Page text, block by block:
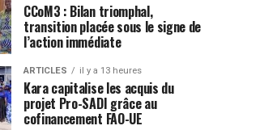
CCoM3 : Bilan triomphal,
transition placée sous le signe de
l’action immédiate
ARTICLES il y a 13 heures
Kara capitalise les acquis du
projet Pro-SADI grâce au
cofinancement FAO-UE